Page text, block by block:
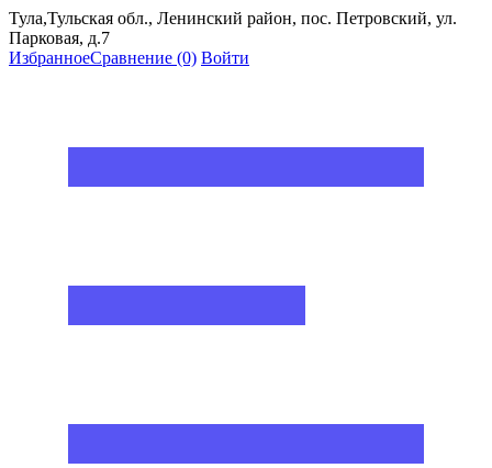
Тула,Тульская обл., Ленинский район, пос. Петровский, ул.
Парковая, д.7
ИзбранноеСравнение (0) Войти